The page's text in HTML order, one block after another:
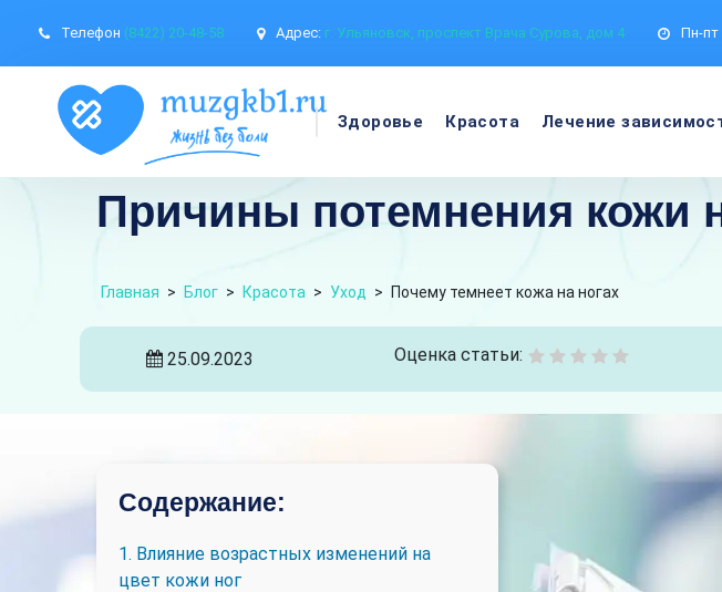
Телефон (8422) 20-48-58 Адрес: г. Ульяновск, проспект Врача Сурова, дом 4 Пн-пт
Здоровье Красота Лечение
Причины потемнения кожи
Главная > Блог > Красота > Уход > Почему темнеет кожа на ногах
25.09.2023 Оценка статьи:
Содержание:
1. Влияние возрастных изменений на
цвет кожи ног